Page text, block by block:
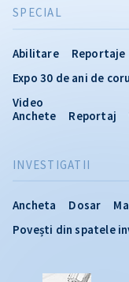
INVESTIGATII
Ancheta Dosar
Povești din spatele
SPECIAL
Abilitare Reportaje
Expo 30 de ani de
Video
Anchete
Reportaj